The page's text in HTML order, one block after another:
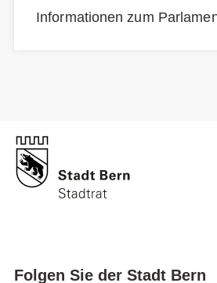
Informationen zum
Folgen Sie der Stadt Bern